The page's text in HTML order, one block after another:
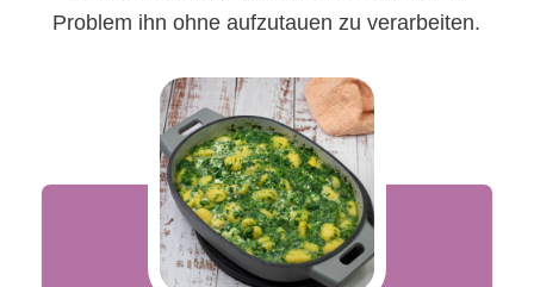
Problem ihn ohne aufzutauen zu verarbeiten.